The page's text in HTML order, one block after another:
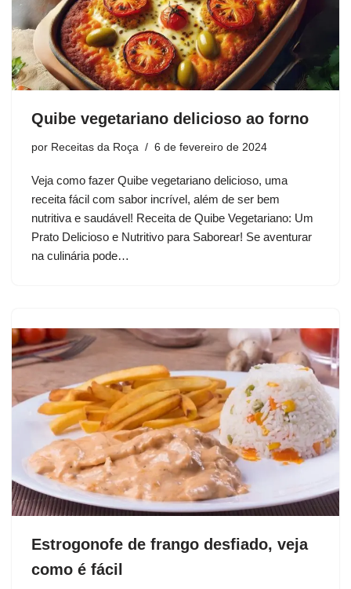
Quibe vegetariano delicioso ao forno
por Receitas da Roça 6 de fevereiro de 2024
Veja como fazer Quibe vegetariano delicioso, uma
receita fácil com sabor incrível, além de ser bem
nutritiva e saudável! Receita de Quibe Vegetariano: Um
Prato Delicioso e Nutritivo para Saborear! Se aventurar
na culinária pode…
Estrogonofe de frango desfiado, veja
como é fácil